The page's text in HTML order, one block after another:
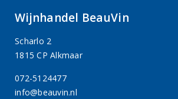
Wijnhandel BeauVin
Scharlo 2
1815 CP Alkmaar
072-5124477
info@beauvin.nl